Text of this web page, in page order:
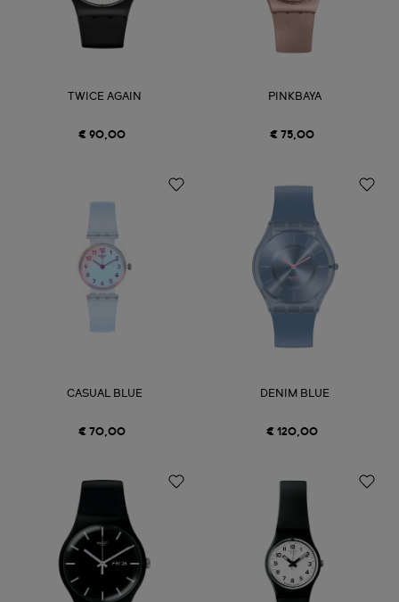
TWICE AGAIN
€ 90,00
PINKBAYA
€ 75,00
CASUAL BLUE
€ 70,00
DENIM BLUE
€ 120,00